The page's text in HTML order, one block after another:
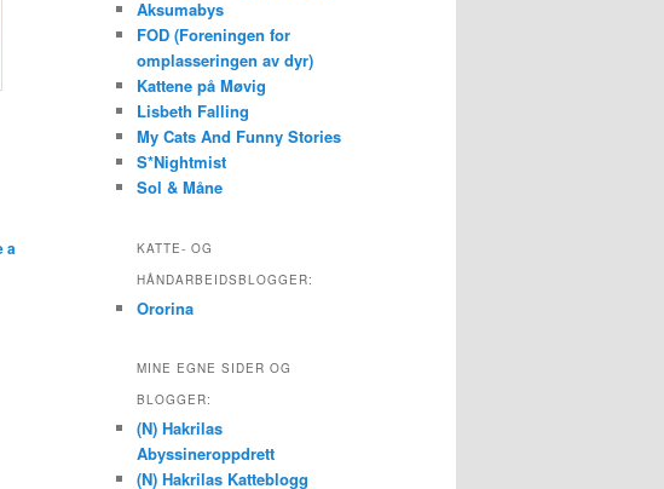
a
Aksumabys
FOD (Foreningen for
omplasseringen av dyr)
Kattene på Møvig
Lisbeth Falling
My Cats And Funny Stories
S*Nightmist
Sol & Måne
KATTE- OG
HÅNDARBEIDSBLOGGER:
Ororina
MINE EGNE SIDER OG
BLOGGER:
(N) Hakrilas
Abyssineroppdrett
(N) Hakrilas Katteblogg